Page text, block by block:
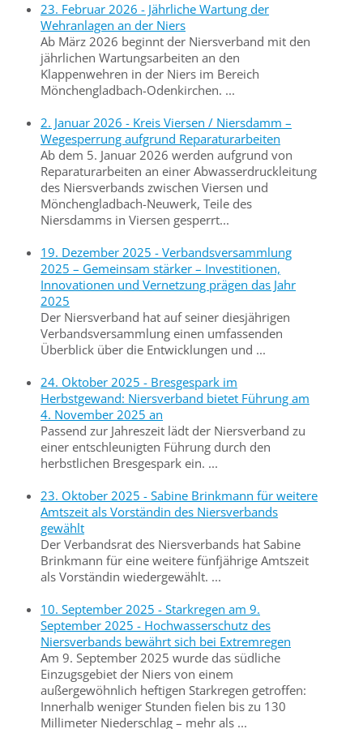
23. Februar 2026 - Jährliche Wartung der
Wehranlagen an der Niers
Ab März 2026 beginnt der Niersverband mit den
jährlichen Wartungsarbeiten an den
Klappenwehren in der Niers im Bereich
Mönchengladbach-Odenkirchen. ...
2. Januar 2026 - Kreis Viersen / Niersdamm –
Wegesperrung aufgrund Reparaturarbeiten
Ab dem 5. Januar 2026 werden aufgrund von
Reparaturarbeiten an einer Abwasserdruckleitung
des Niersverbands zwischen Viersen und
Mönchengladbach-Neuwerk, Teile des
Niersdamms in Viersen gesperrt...
19. Dezember 2025 - Verbandsversammlung
2025 – Gemeinsam stärker – Investitionen,
Innovationen und Vernetzung prägen das Jahr
2025
Der Niersverband hat auf seiner diesjährigen
Verbandsversammlung einen umfassenden
Überblick über die Entwicklungen und ...
24. Oktober 2025 - Bresgespark im
Herbstgewand: Niersverband bietet Führung am
4. November 2025 an
Passend zur Jahreszeit lädt der Niersverband zu
einer entschleunigten Führung durch den
herbstlichen Bresgespark ein. ...
23. Oktober 2025 - Sabine Brinkmann für weitere
Amtszeit als Vorständin des Niersverbands
gewählt
Der Verbandsrat des Niersverbands hat Sabine
Brinkmann für eine weitere fünfjährige Amtszeit
als Vorständin wiedergewählt. ...
10. September 2025 - Starkregen am 9.
September 2025 - Hochwasserschutz des
Niersverbands bewährt sich bei Extremregen
Am 9. September 2025 wurde das südliche
Einzugsgebiet der Niers von einem
außergewöhnlich heftigen Starkregen getroffen:
Innerhalb weniger Stunden fielen bis zu 130
Millimeter Niederschlag – mehr als ...